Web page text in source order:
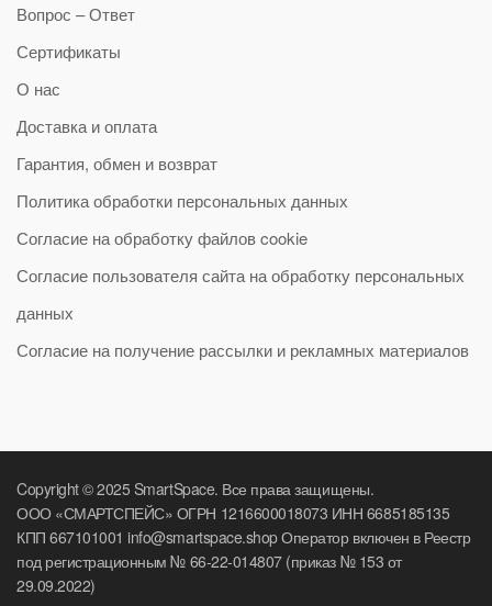
Вопрос – Ответ
Сертификаты
О нас
Доставка и оплата
Гарантия, обмен и возврат
Политика обработки персональных данных
Согласие на обработку файлов cookie
Согласие пользователя сайта на обработку персональных
данных
Согласие на получение рассылки и рекламных материалов
Copyright © 2025 SmartSpace. Все права защищены.
ООО «СМАРТСПЕЙС» ОГРН 1216600018073 ИНН 6685185135
КПП 667101001 info@smartspace.shop Оператор включен в Реестр
под регистрационным № 66-22-014807 (приказ № 153 от
29.09.2022)